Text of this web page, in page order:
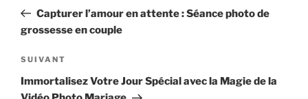
l’article
précédent
Capturer l’amour en attente : Séance photo de
grossesse en couple
Article
suivant
SUIVANT
Immortalisez Votre Jour Spécial avec la Magie de la